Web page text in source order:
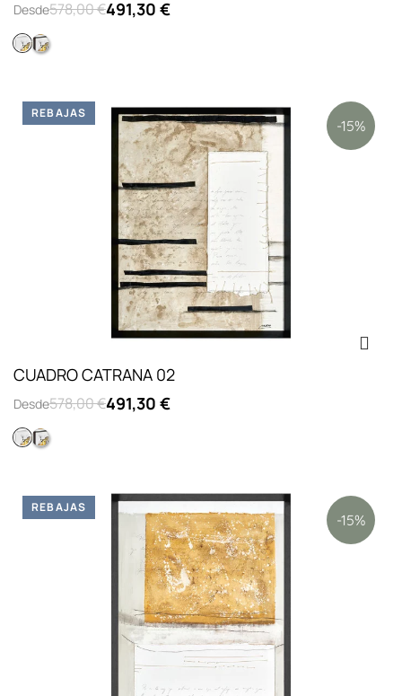
Desde578,00 €491,30 €
Piramide lienzo blanco
Piramide lienzo negro
CUADRO CATRANA 02
Desde578,00 €491,30 €
Piramide lienzo blanco
Piramide lienzo negro
-15%
REBAJAS
-15%
REBAJAS